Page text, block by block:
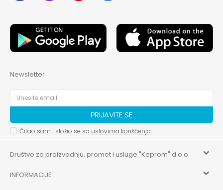
Newsletter
PRIJAVITE SE
Čitao sam i složio se sa uslovima korišćenja
Društvo za proizvodnju, promet i usluge "Keprom" d.o.o.
HILANDARSKA 32, ISTOČNO NOVO SARAJEVO, ISTOČNO
INFORMACIJE